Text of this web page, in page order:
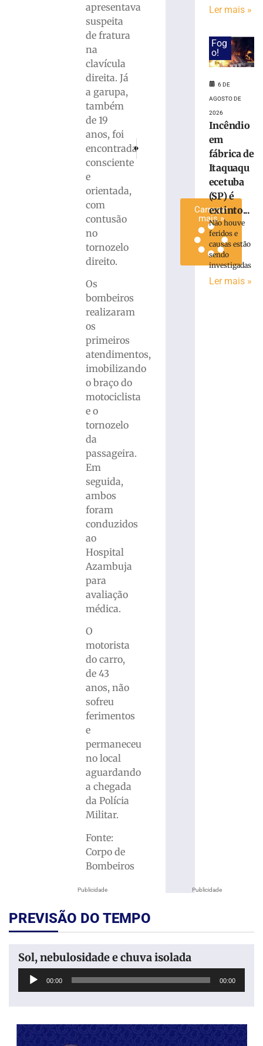
Publicidade
apresentava
suspeita
de fratura
na
clavícula
direita. Já
a garupa,
também
de 19
anos, foi
encontrada
consciente
e
orientada,
com
contusão
no
tornozelo
direito.
Os
bombeiros
realizaram
os
primeiros
atendimentos,
imobilizando
o braço do
motociclista
e o
tornozelo
da
passageira.
Em
seguida,
ambos
foram
conduzidos
ao
Hospital
Azambuja
para
avaliação
médica.
O
motorista
do carro,
de 43
anos, não
sofreu
ferimentos
e
permaneceu
no local
aguardando
a chegada
da Polícia
Militar.
Fonte:
Corpo de
Bombeiros
Motociclista sofre queda, mas
PRÓXIMO
Homem em surto ameaça mulher com
restaurante
margens
Papanduva
Carregar
mais »
Publicidade
Ler mais »
Fog
o!
6 DE
AGOSTO DE
2026
Incêndio
em
fábrica de
Itaquaqu
ecetuba
(SP) é
extinto...
Não houve
feridos e
causas estão
sendo
investigadas
Ler mais »
PREVISÃO DO TEMPO
Sol, nebulosidade e chuva isolada
Tocador
00:00 00:00